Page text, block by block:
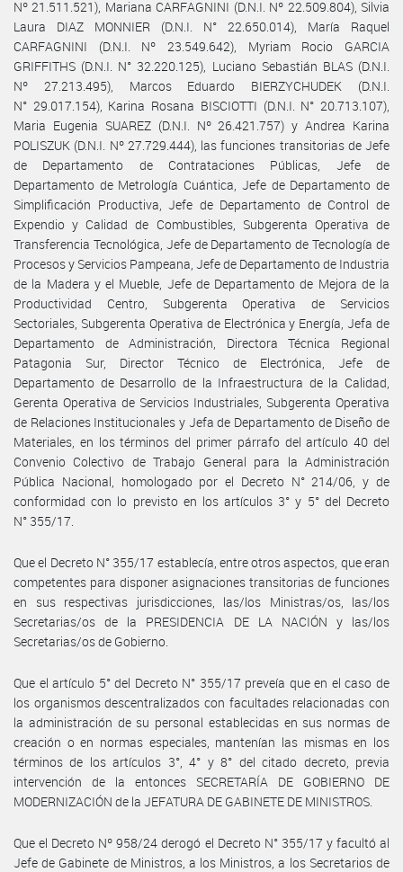
Nº 21.511.521), Mariana CARFAGNINI (D.N.I. Nº 22.509.804), Silvia
Laura DIAZ MONNIER (D.N.I. N° 22.650.014), María Raquel
CARFAGNINI (D.N.I. Nº 23.549.642), Myriam Rocio GARCIA
GRIFFITHS (D.N.I. N° 32.220.125), Luciano Sebastián BLAS (D.N.I.
Nº 27.213.495), Marcos Eduardo BIERZYCHUDEK (D.N.I.
N° 29.017.154), Karina Rosana BISCIOTTI (D.N.I. N° 20.713.107),
Maria Eugenia SUAREZ (D.N.I. Nº 26.421.757) y Andrea Karina
POLISZUK (D.N.I. Nº 27.729.444), las funciones transitorias de Jefe
de Departamento de Contrataciones Públicas, Jefe de
Departamento de Metrología Cuántica, Jefe de Departamento de
Simplificación Productiva, Jefe de Departamento de Control de
Expendio y Calidad de Combustibles, Subgerenta Operativa de
Transferencia Tecnológica, Jefe de Departamento de Tecnología de
Procesos y Servicios Pampeana, Jefe de Departamento de Industria
de la Madera y el Mueble, Jefe de Departamento de Mejora de la
Productividad Centro, Subgerenta Operativa de Servicios
Sectoriales, Subgerenta Operativa de Electrónica y Energía, Jefa de
Departamento de Administración, Directora Técnica Regional
Patagonia Sur, Director Técnico de Electrónica, Jefe de
Departamento de Desarrollo de la Infraestructura de la Calidad,
Gerenta Operativa de Servicios Industriales, Subgerenta Operativa
de Relaciones Institucionales y Jefa de Departamento de Diseño de
Materiales, en los términos del primer párrafo del artículo 40 del
Convenio Colectivo de Trabajo General para la Administración
Pública Nacional, homologado por el Decreto N° 214/06, y de
conformidad con lo previsto en los artículos 3° y 5° del Decreto
N° 355/17.
Que el Decreto N° 355/17 establecía, entre otros aspectos, que eran
competentes para disponer asignaciones transitorias de funciones
en sus respectivas jurisdicciones, las/los Ministras/os, las/los
Secretarias/os de la PRESIDENCIA DE LA NACIÓN y las/los
Secretarias/os de Gobierno.
Que el artículo 5° del Decreto N° 355/17 preveía que en el caso de
los organismos descentralizados con facultades relacionadas con
la administración de su personal establecidas en sus normas de
creación o en normas especiales, mantenían las mismas en los
términos de los artículos 3°, 4° y 8° del citado decreto, previa
intervención de la entonces SECRETARÍA DE GOBIERNO DE
MODERNIZACIÓN de la JEFATURA DE GABINETE DE MINISTROS.
Que el Decreto Nº 958/24 derogó el Decreto N° 355/17 y facultó al
Jefe de Gabinete de Ministros, a los Ministros, a los Secretarios de